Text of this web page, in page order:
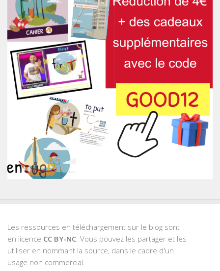
Les ressources en téléchargement sur le blog sont
en licence CC BY-NC. Vous pouvez les partager et les
utiliser en nommant la source, dans le cadre d'un
usage non commercial.